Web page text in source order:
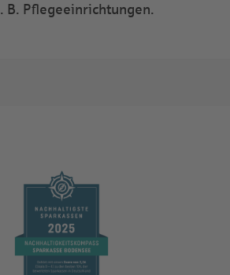
B. Pflegeeinrichtungen.